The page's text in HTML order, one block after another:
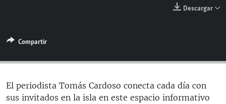
ESPECIALES
LA REALIDAD DE LA VIVIENDA EN CUBA
SER VIEJO EN CUBA
KENTU-CUBANO
MULTIMEDIA
EDITORIALES
SÍGUENOS
Descargar
Compartir
El periodista Tomás Cardoso conecta cada día con
sus invitados en la isla en este espacio informativo